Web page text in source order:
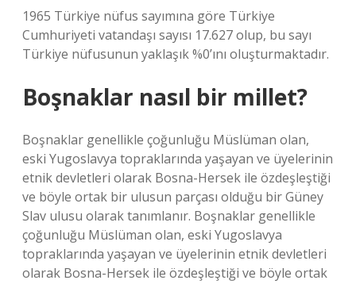
1965 Türkiye nüfus sayımına göre Türkiye
Cumhuriyeti vatandaşı sayısı 17.627 olup, bu sayı
Türkiye nüfusunun yaklaşık %0’ını oluşturmaktadır.
Boşnaklar nasıl bir millet?
Boşnaklar genellikle çoğunluğu Müslüman olan,
eski Yugoslavya topraklarında yaşayan ve üyelerinin
etnik devletleri olarak Bosna-Hersek ile özdeşleştiği
ve böyle ortak bir ulusun parçası olduğu bir Güney
Slav ulusu olarak tanımlanır. Boşnaklar genellikle
çoğunluğu Müslüman olan, eski Yugoslavya
topraklarında yaşayan ve üyelerinin etnik devletleri
olarak Bosna-Hersek ile özdeşleştiği ve böyle ortak